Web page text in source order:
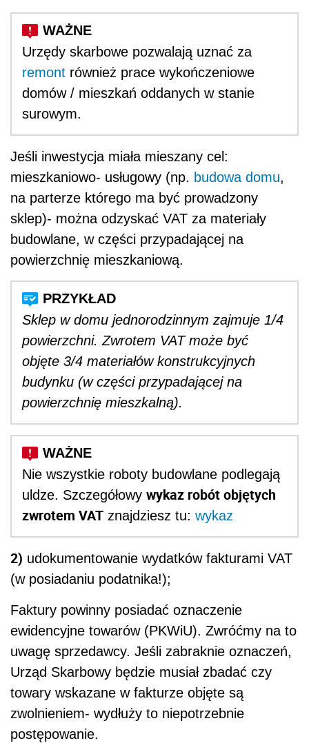
Urzędy skarbowe pozwalają uznać za
remont również prace wykończeniowe
domów / mieszkań oddanych w stanie
surowym.
Jeśli inwestycja miała mieszany cel:
mieszkaniowo- usługowy (np. budowa domu,
na parterze którego ma być prowadzony
sklep)- można odzyskać VAT za materiały
budowlane, w części przypadającej na
powierzchnię mieszkaniową.
Sklep w domu jednorodzinnym zajmuje 1/4
powierzchni. Zwrotem VAT może być
objęte 3/4 materiałów konstrukcyjnych
budynku (w części przypadającej na
powierzchnię mieszkalną).
Nie wszystkie roboty budowlane podlegają
uldze. Szczegółowy wykaz robót objętych
zwrotem VAT znajdziesz tu: wykaz
2) udokumentowanie wydatków fakturami VAT
(w posiadaniu podatnika!);
Faktury powinny posiadać oznaczenie
ewidencyjne towarów (PKWiU). Zwróćmy na to
uwagę sprzedawcy. Jeśli zabraknie oznaczeń,
Urząd Skarbowy będzie musiał zbadać czy
towary wskazane w fakturze objęte są
zwolnieniem- wydłuży to niepotrzebnie
postępowanie.